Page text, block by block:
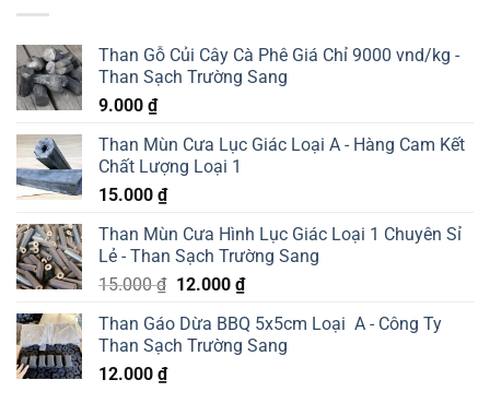
Than Gỗ Củi Cây Cà Phê Giá Chỉ 9000 vnd/kg -
Than Sạch Trường Sang
9.000 ₫
Than Mùn Cưa Lục Giác Loại A - Hàng Cam Kết
Chất Lượng Loại 1
15.000 ₫
Than Mùn Cưa Hình Lục Giác Loại 1 Chuyên Sỉ
Lẻ - Than Sạch Trường Sang
15.000₫ Giá
là:
15.000 ₫.
12.000 ₫Giá
tại
là:
Than Gáo Dừa BBQ 5x5cm Loại A - Công Ty
Than Sạch Trường Sang
12.000 ₫